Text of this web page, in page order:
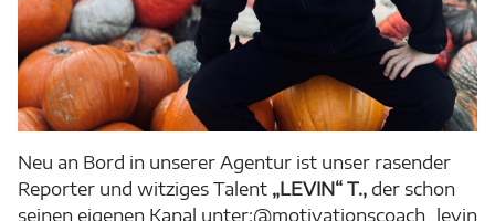
Neu an Bord in unserer Agentur ist unser rasender
Reporter und witziges Talent „LEVIN“ T., der schon
seinen eigenen Kanal unter:@motivationscoach_levin